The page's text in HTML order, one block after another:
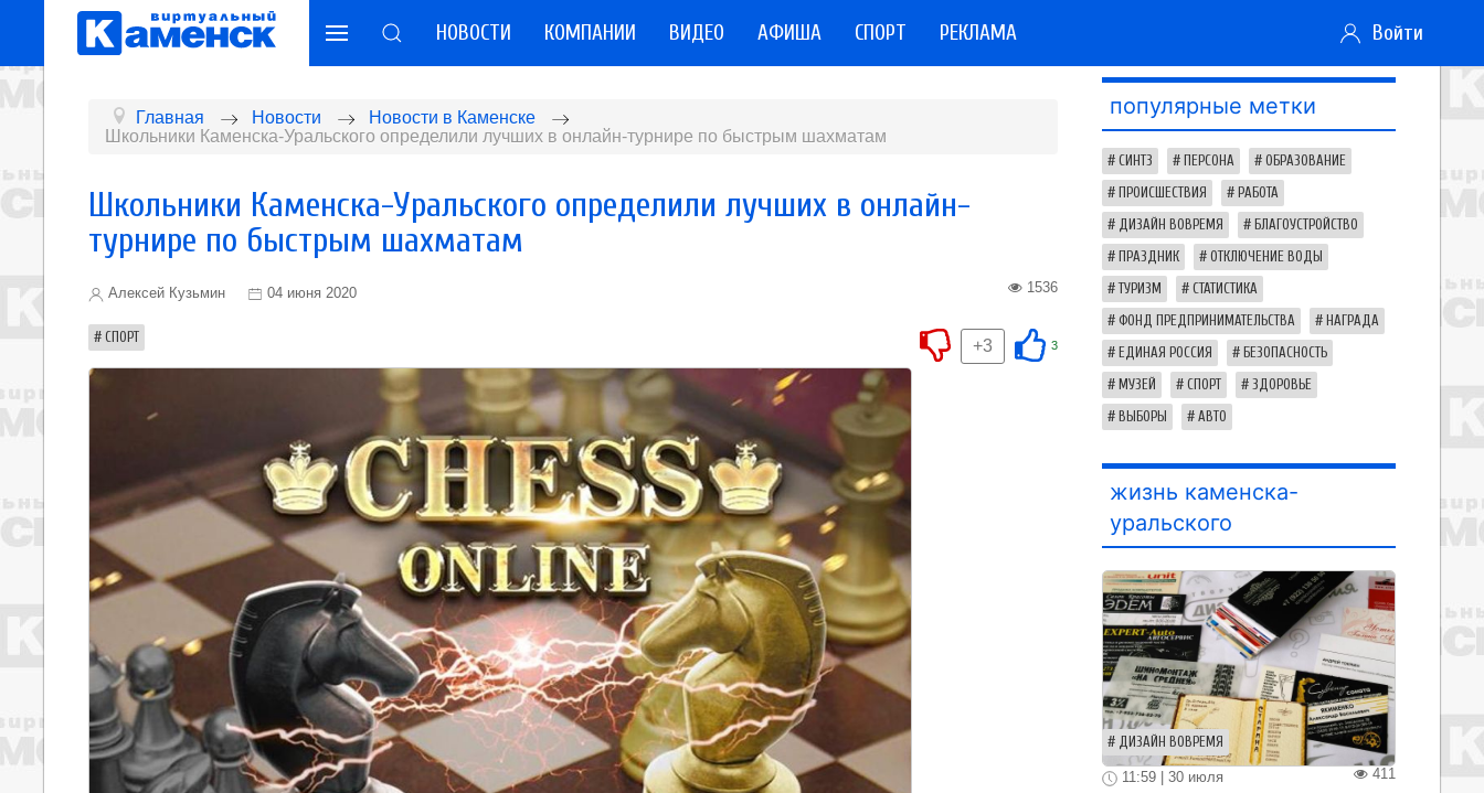
НОВОСТИ КОМПАНИИ ВИДЕО АФИША СПОРТ РЕКЛАМА Войти
Главная Новости
Новости в Каменске
Школьники Каменска-Уральского определили лучших в онлайн-турнире по быстрым шахматам
Школьники Каменска-Уральского определили лучших в онлайн-
турнире по быстрым шахматам
Алексей Кузьмин 04 июня 2020 1536
СПОРТ 3
+3
популярные метки
СИНТЗ ПЕРСОНА ОБРАЗОВАНИЕ
ПРОИСШЕСТВИЯ РАБОТА
ДИЗАЙН ВОВРЕМЯ БЛАГОУСТРОЙСТВО
ПРАЗДНИК ОТКЛЮЧЕНИЕ ВОДЫ
ТУРИЗМ СТАТИСТИКА
ФОНД ПРЕДПРИНИМАТЕЛЬСТВА НАГРАДА
ЕДИНАЯ РОССИЯ БЕЗОПАСНОСТЬ
МУЗЕЙ СПОРТ ЗДОРОВЬЕ
ВЫБОРЫ АВТО
жизнь каменска-
уральского
ДИЗАЙН ВОВРЕМЯ
411
11:59 | 30 июля